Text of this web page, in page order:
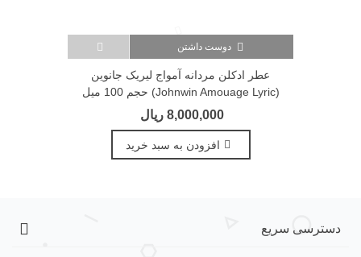
دوست داشتن
عطر ادکلن مردانه آمواج لیریک جانوین
(Johnwin Amouage Lyric) حجم 100 میل
8,000,000 ریال
افزودن به سبد خرید
دسترسی سریع